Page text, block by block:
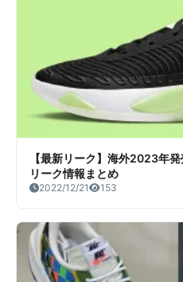
【最新リーク】海外2023年
リーク情報まとめ
2022/12/21 153